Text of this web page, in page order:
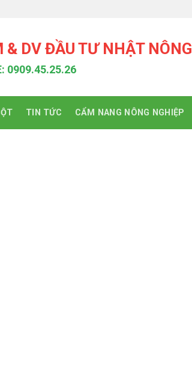
& DV ĐẦU TƯ NHẬT NÔNG
0909.45.25.26
TIN TỨC CẨM NANG NÔNG NGHIỆP